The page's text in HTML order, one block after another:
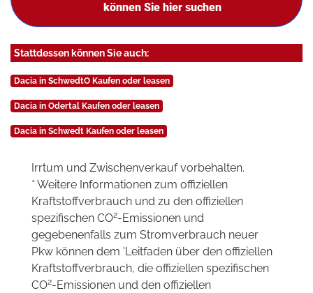
können Sie hier suchen
Stattdessen können Sie auch:
Dacia in SchwedtO Kaufen oder leasen
Dacia in Odertal Kaufen oder leasen
Dacia in Schwedt Kaufen oder leasen
Irrtum und Zwischenverkauf vorbehalten.
* Weitere Informationen zum offiziellen
Kraftstoffverbrauch und zu den offiziellen
spezifischen CO2-Emissionen und
gegebenenfalls zum Stromverbrauch neuer
Pkw können dem 'Leitfaden über den offiziellen
Kraftstoffverbrauch, die offiziellen spezifischen
CO2-Emissionen und den offiziellen